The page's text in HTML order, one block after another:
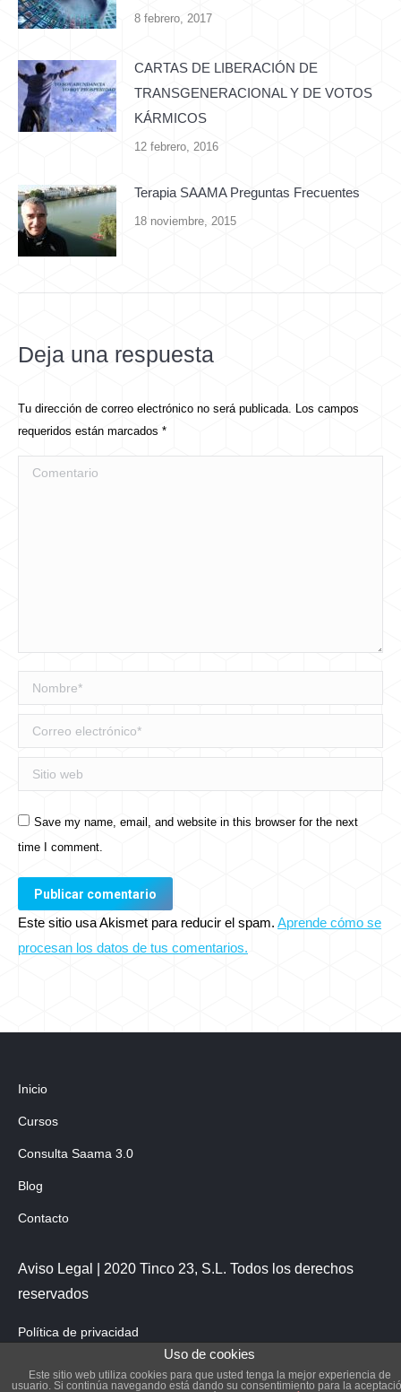
8 febrero, 2017
CARTAS DE LIBERACIÓN DE
TRANSGENERACIONAL Y DE VOTOS
KÁRMICOS
12 febrero, 2016
Terapia SAAMA Preguntas Frecuentes
18 noviembre, 2015
Deja una respuesta
Tu dirección de correo electrónico no será publicada. Los campos
requeridos están marcados *
Comentario
Nombre *
Correo electrónico *
Sitio web
Save my name, email, and website in this browser for the next
time I comment.
Publicar comentario
Este sitio usa Akismet para reducir el spam. Aprende cómo se
procesan los datos de tus comentarios.
Inicio
Cursos
Consulta Saama 3.0
Blog
Contacto
Aviso Legal | 2020 Tinco 23, S.L. Todos los derechos
reservados
Política de privacidad
Uso de cookies
Este sitio web utiliza cookies para que usted tenga la mejor experiencia de
usuario. Si continúa navegando está dando su consentimiento para la